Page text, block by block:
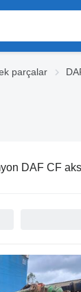
parçalar
DAF CF